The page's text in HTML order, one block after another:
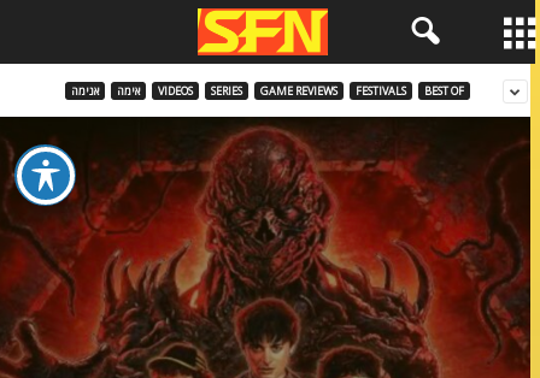
BEST OF
FESTIVALS
GAME REVIEWS
SERIES
VIDEOS אימה אנימה